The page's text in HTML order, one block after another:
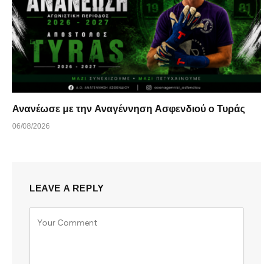
Ανανέωσε με την Αναγέννηση Ασφενδιού ο Τυράς
06/08/2026
LEAVE A REPLY